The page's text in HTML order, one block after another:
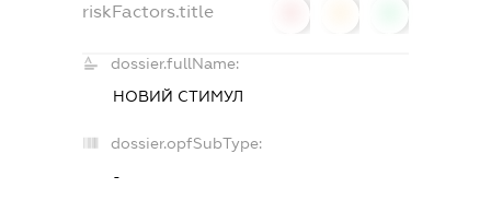
riskFactors.title
dossier.fullName:
НОВИЙ СТИМУЛ
dossier.opfSubType:
-